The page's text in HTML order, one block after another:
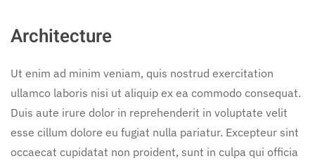
Architecture
Ut enim ad minim veniam, quis nostrud exercitation
ullamco laboris nisi ut aliquip ex ea commodo consequat.
Duis aute irure dolor in reprehenderit in voluptate velit
esse cillum dolore eu fugiat nulla pariatur. Excepteur sint
occaecat cupidatat non proident, sunt in culpa qui officia